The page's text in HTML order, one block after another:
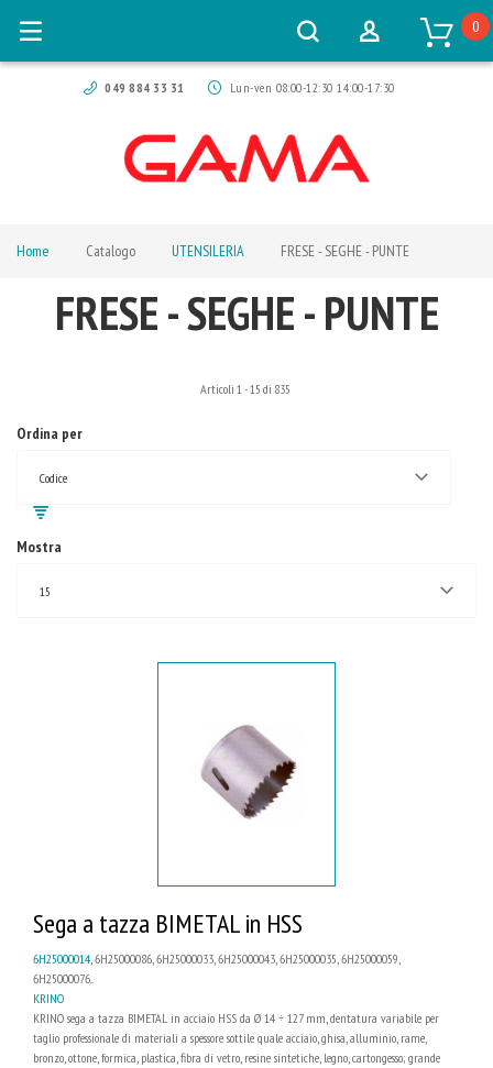
049 884 33 31 Lun-ven 08:00-12:30 14:00-17:30
0
Home Catalogo UTENSILERIA FRESE - SEGHE - PUNTE
FRESE - SEGHE - PUNTE
Ordina per
Codice
Articoli 1 -15 di 835
Mostra
15
Sega a tazza BIMETAL in HSS
6H25000014, 6H25000086, 6H25000033, 6H25000043, 6H25000035, 6H25000059,
6H25000076...
KRINO
KRINO sega a tazza BIMETAL in acciaio HSS da Ø 14 ÷ 127 mm, dentatura variabile per
taglio professionale di materiali a spessore sottile quale acciaio, ghisa, alluminio, rame,
bronzo, ottone, formica, plastica, fibra di vetro, resine sintetiche, legno, cartongesso; grande